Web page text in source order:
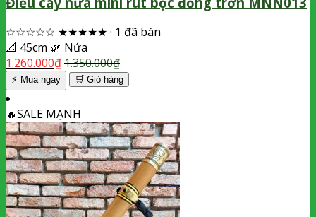
☆☆☆☆☆ ★★★★★ · 1 đã bán
📐 45cm 🌿 Nứa
1.260.000₫1.350.000₫
⚡ Mua ngay 🛒 Giỏ hàng
🔥SALE MẠNH